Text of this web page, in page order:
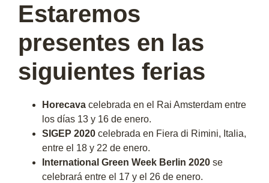
Estaremos
presentes en las
siguientes ferias
Horecava celebrada en el Rai Amsterdam entre
los días 13 y 16 de enero.
SIGEP 2020 celebrada en Fiera di Rimini, Italia,
entre el 18 y 22 de enero.
International Green Week Berlin 2020 se
celebrará entre el 17 y el 26 de enero.